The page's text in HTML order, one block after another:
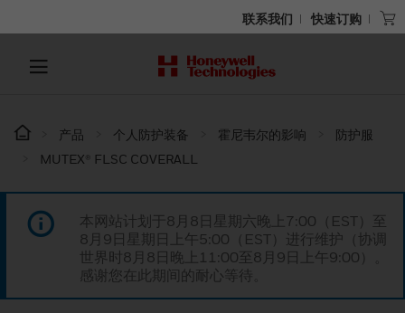
联系我们 快速订购
产品 个人防护装备 霍尼韦尔的影响
防护服
MUTEX® FLSC COVERALL
本网站计划于8月8日星期六晚上7:00（EST）至
8月9日星期日上午5:00（EST）进行维护（协调
世界时8月8日晚上11:00至8月9日上午9:00）。
感谢您在此期间的耐心等待。